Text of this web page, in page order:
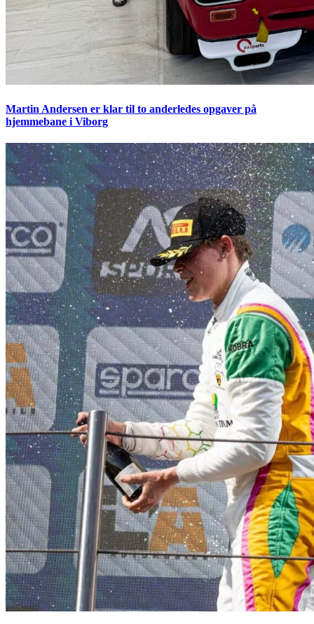
Martin Andersen er klar til to anderledes opgaver på
hjemmebane i Viborg